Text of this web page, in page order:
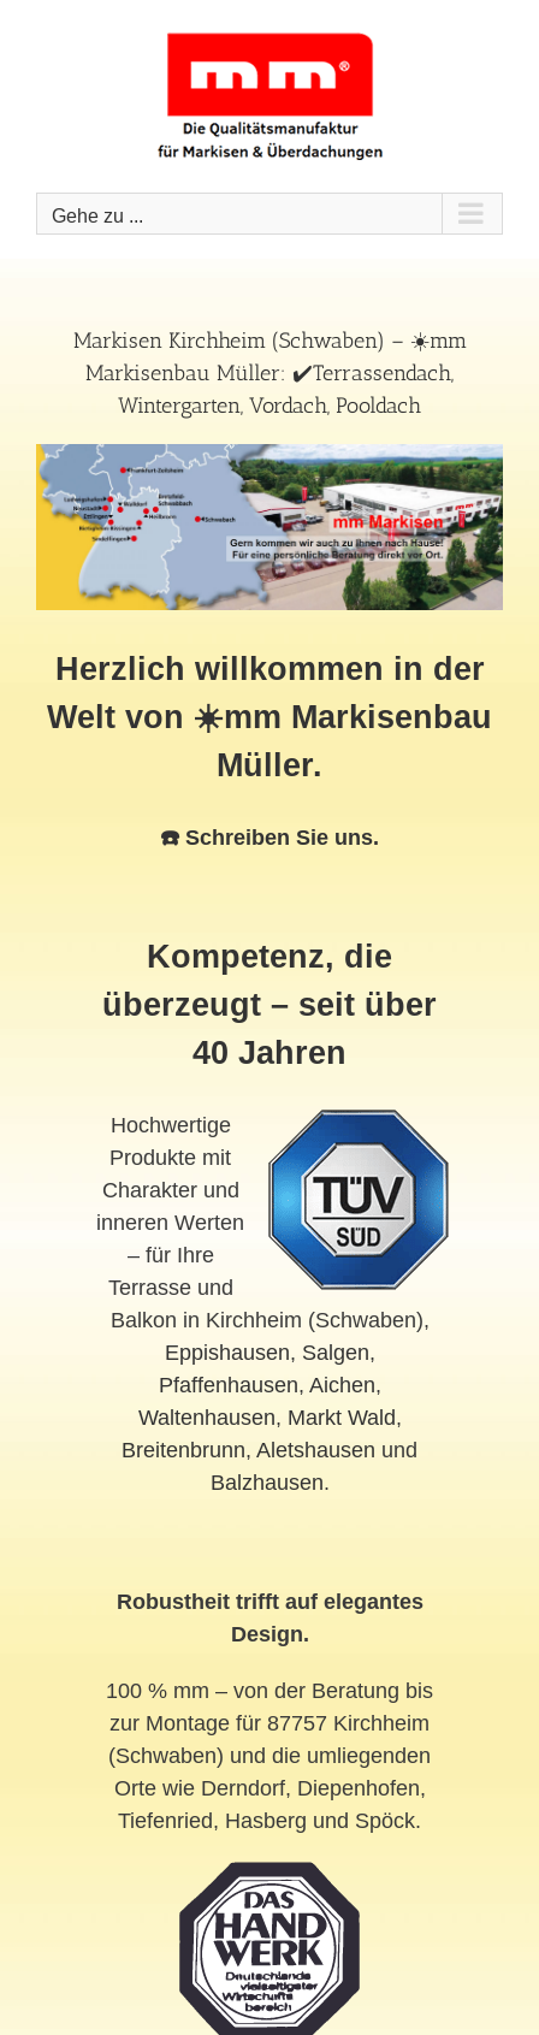
Gehe zu ...
Markisen Kirchheim (Schwaben) – ☀️mm
Markisenbau Müller: ✔️Terrassendach,
Wintergarten, Vordach, Pooldach
Kirchheim
Herzlich willkommen in der
Welt von ☀️mm Markisenbau
Müller.
☎️ Schreiben Sie uns.
Kompetenz, die
überzeugt – seit über
40 Jahren
Hochwertige
Produkte mit
Charakter und
inneren Werten
– für Ihre
Terrasse und
Balkon in Kirchheim (Schwaben),
Eppishausen, Salgen,
Pfaffenhausen, Aichen,
Waltenhausen, Markt Wald,
Breitenbrunn, Aletshausen und
Balzhausen.
Robustheit trifft auf elegantes
Design.
100 % mm – von der Beratung bis
zur Montage für 87757 Kirchheim
(Schwaben) und die umliegenden
Orte wie Derndorf, Diepenhofen,
Tiefenried, Hasberg und Spöck.